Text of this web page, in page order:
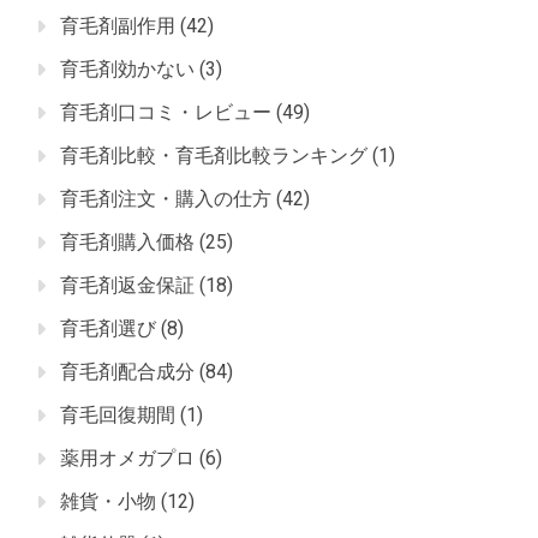
育毛剤副作用 (42)
育毛剤効かない (3)
育毛剤口コミ・レビュー (49)
育毛剤比較・育毛剤比較ランキング (1)
育毛剤注文・購入の仕方 (42)
育毛剤購入価格 (25)
育毛剤返金保証 (18)
育毛剤選び (8)
育毛剤配合成分 (84)
育毛回復期間 (1)
薬用オメガプロ (6)
雑貨・小物 (12)